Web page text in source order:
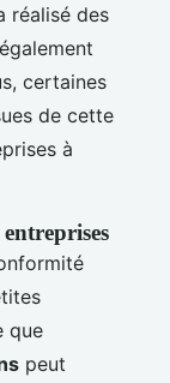
réalisé des
certaines
de cette
à
que
peut